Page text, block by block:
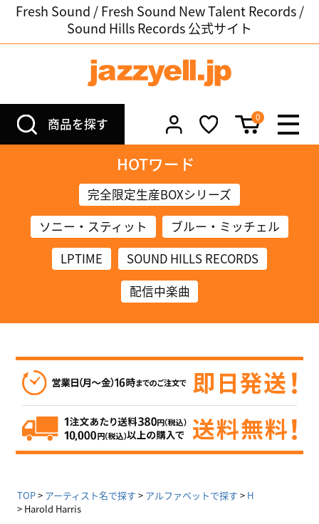
Fresh Sound / Fresh Sound New Talent Records /
Sound Hills Records 公式サイト
商品を探す 0
HOTワード
完全限定生産BOXシリーズ
ソニー・スティット
ブルー・ミッチェル
LPTIME
SOUND HILLS RECORDS
配信中楽曲
TOP アーティスト名で探す アルファベットで探す
H
Harold Harris